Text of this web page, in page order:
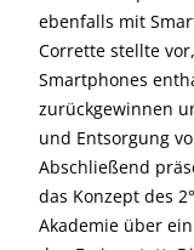
ebenfalls mit
Corrette stellte
Smartphones
zurückgewinnen
und Entsorgung
Abschließend
das Konzept des
Akademie über